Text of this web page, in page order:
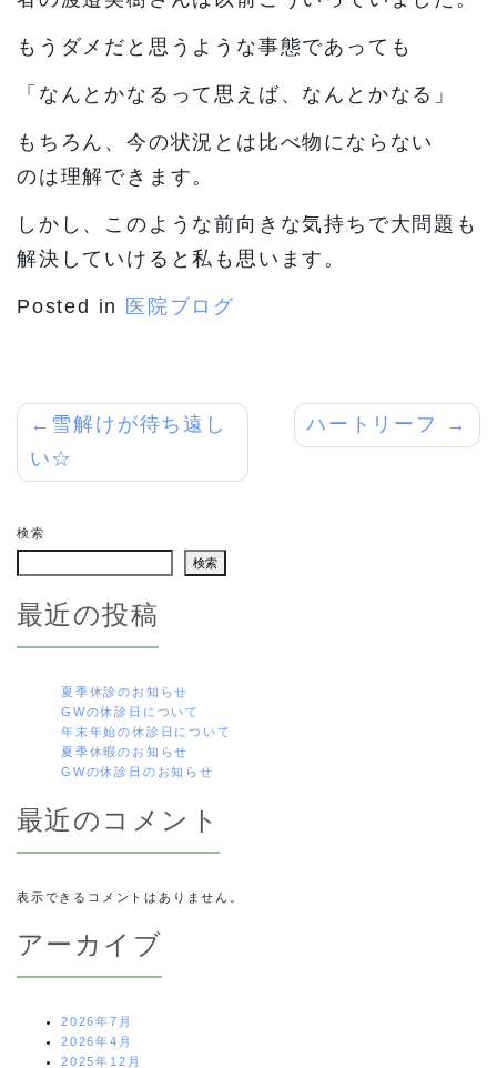
もうダメだと思うような事態であっても
「なんとかなるって思えば、なんとかなる」
もちろん、今の状況とは比べ物にならない
のは理解できます。
しかし、このような前向きな気持ちで大問題も
解決していけると私も思います。
Posted in 医院ブログ
投
稿
ビ
ゲ
ー
雪解けが待ち遠し
い☆
ハートリーフ
検索
検索
最近の投稿
夏季休診のお知らせ
GWの休診日について
年末年始の休診日について
夏季休暇のお知らせ
GWの休診日のお知らせ
最近のコメント
表示できるコメントはありません。
アーカイブ
2026年7月
2026年4月
2025年12月